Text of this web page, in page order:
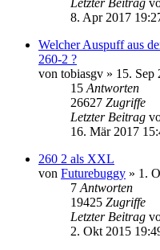
8. Apr 2017
Welcher Auspuff aus
260-2 ?
von tobiasgv » 15. Sep
15 Antworten
26627 Zugriffe
Letzter Beitrag
16. Mär 2017
260 2 als XXL
von Futurebuggy » 1.
7 Antworten
19425 Zugriffe
Letzter Beitrag
2. Okt 2015